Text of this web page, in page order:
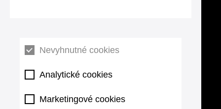
Nevyhnutné cookies
Analytické cookies
Marketingové cookies